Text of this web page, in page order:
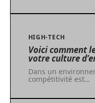
HIGH-TECH
Voici comment
votre culture
Dans un
compétitivité est…